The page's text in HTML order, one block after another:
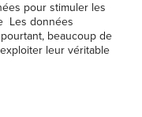
pour stimuler les
Les données
beaucoup de
leur véritable